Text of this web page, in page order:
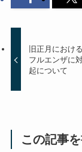
旧正月におけ
フルエンザに
起について
この記事